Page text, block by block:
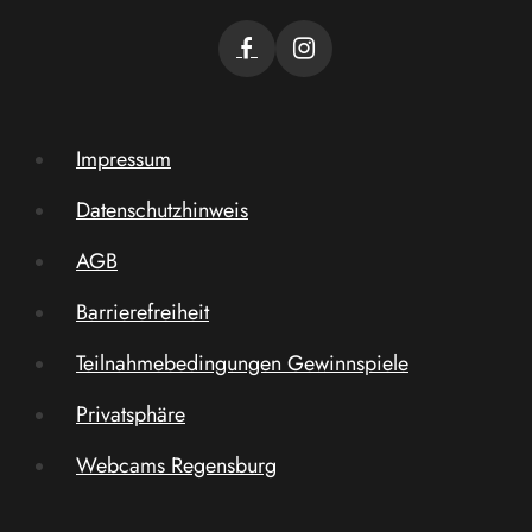
Impressum
Datenschutzhinweis
AGB
Barrierefreiheit
Teilnahmebedingungen Gewinnspiele
Privatsphäre
Webcams Regensburg